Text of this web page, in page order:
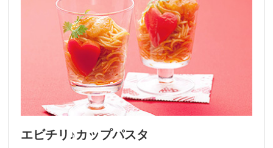
エビチリ♪カップパスタ